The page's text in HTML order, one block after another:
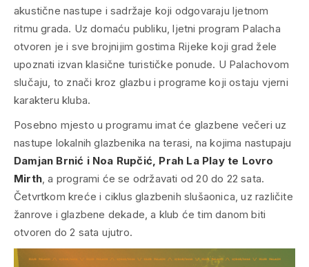
akustične nastupe i sadržaje koji odgovaraju ljetnom
ritmu grada. Uz domaću publiku, ljetni program Palacha
otvoren je i sve brojnijim gostima Rijeke koji grad žele
upoznati izvan klasične turističke ponude. U Palachovom
slučaju, to znači kroz glazbu i programe koji ostaju vjerni
karakteru kluba.
Posebno mjesto u programu imat će glazbene večeri uz
nastupe lokalnih glazbenika na terasi, na kojima nastupaju
Damjan Brnić i Noa Rupčić, Prah La Play te Lovro
Mirth , a programi će se održavati od 20 do 22 sata.
Četvrtkom kreće i ciklus glazbenih slušaonica, uz različite
žanrove i glazbene dekade, a klub će tim danom biti
otvoren do 2 sata ujutro.